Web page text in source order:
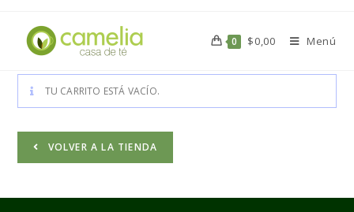
0 $0,00 Menú
TU CARRITO ESTÁ VACÍO.
VOLVER A LA TIENDA